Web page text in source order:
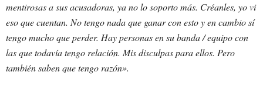
mentirosas a sus acusadoras, ya no lo soporto más. Créanles, yo vi
eso que cuentan. No tengo nada que ganar con esto y en cambio sí
tengo mucho que perder. Hay personas en su banda / equipo con
las que todavía tengo relación. Mis disculpas para ellos. Pero
también saben que tengo razón».